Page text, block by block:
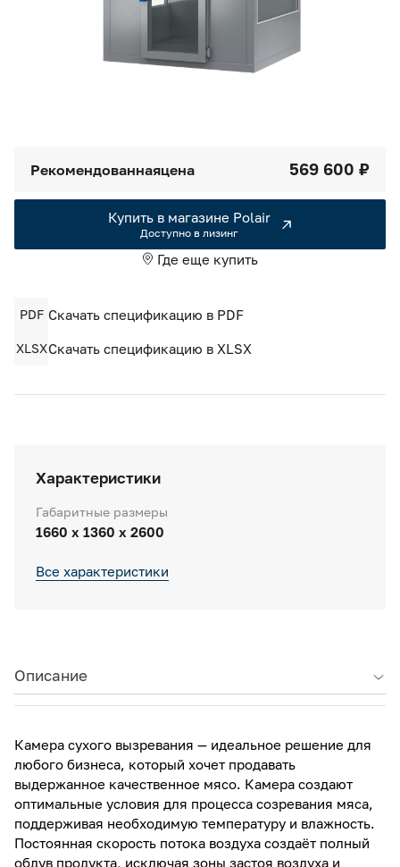
Характеристики
Габаритные размеры
1660 х 1360 х 2600
Все характеристики
Рекомендованнаяцена 569 600 ₽
Купить в магазине Polair
Доступно в лизинг
Где еще купить
PDF Скачать спецификацию в PDF
XLSXСкачать спецификацию в XLSX
Описание
Камера сухого вызревания — идеальное решение для
любого бизнеса, который хочет продавать
выдержанное качественное мясо. Камера создают
оптимальные условия для процесса созревания мяса,
поддерживая необходимую температуру и влажность.
Постоянная скорость потока воздуха создаёт полный
обдув продукта, исключая зоны застоя воздуха и
Камеры холодильные
Машины холодильные
Решения для Вашего Dark Store
Единый доступ по QR-коду ко всей информации об изделии